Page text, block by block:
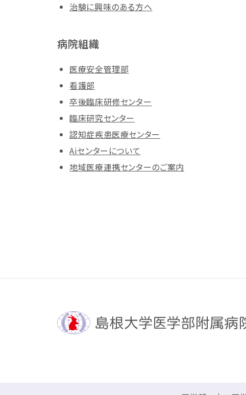
治験に興味のある方へ
病院組織
医療安全管理部
看護部
卒後臨床研修センター
臨床研究センター
認知症疾患医療センター
Aiセンターについて
地域医療連携センターのご案内